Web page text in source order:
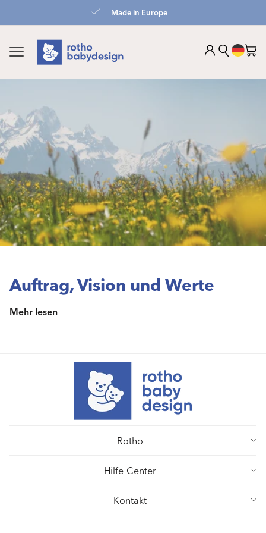
Inhalt
Made in Europe
Sprache
Auftrag, Vision und Werte
Mehr lesen
Rotho
Hilfe-Center
Kontakt